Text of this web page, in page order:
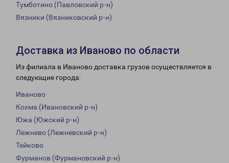
Тумботино (Павловский р-н)
Вязники (Вязниковский р-н)
Доставка из Иваново по области
Из филиала в Иваново доставка грузов осуществляется в
следующие города:
Иваново
Кохма (Ивановский р-н)
Южа (Южский р-н)
Лежнево (Лежневский р-н)
Тейково
Фурманов (Фурмановский р-н)